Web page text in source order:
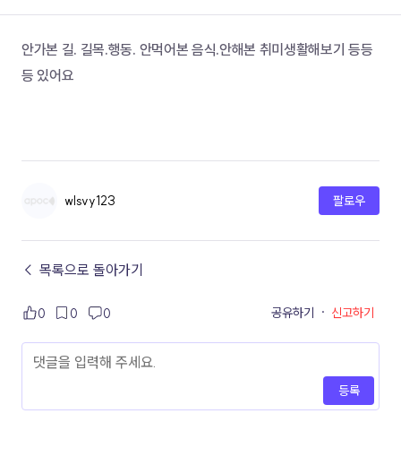
안가본 길. 길목.행동. 안먹어본 음식.안해본 취미생활해보기 등등
등 있어요
wlsvy123 팔로우
← 목록으로 돌아가기
0 0 0 공유하기 · 신고하기
등록